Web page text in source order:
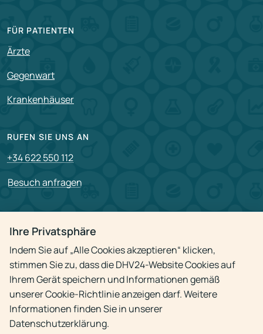
Ihre Privatsphäre
Indem Sie auf „Alle Cookies akzeptieren“ klicken,
stimmen Sie zu, dass die DHV24-Website Cookies auf
Ihrem Gerät speichern und Informationen gemäß
unserer Cookie-Richtlinie anzeigen darf. Weitere
Informationen finden Sie in unserer
Datenschutzerklärung.
FÜR PATIENTEN
Ärzte
Gegenwart
Krankenhäuser
RUFEN SIE UNS AN
+34 622 550 112
Besuch anfragen
Für Partner
Stellenangebote
Datenschutzrichtlinie